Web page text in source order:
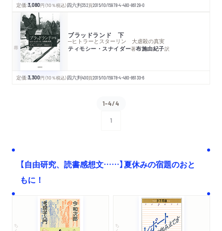
定価:3,080円 （10％税込）四六判352頁2015/10/15978-4-480-86129-0
ブラッドランド 下
─ヒトラーとスターリン 大虐殺の真実
ティモシー・スナイダー著布施由紀子訳
定価:3,300円 （10％税込）四六判400頁2015/10/15978-4-480-86130-6
1-4/4
1
【自由研究、読書感想文……】夏休みの宿題のおと
もに！
ちくま文庫 ちくま学芸文庫